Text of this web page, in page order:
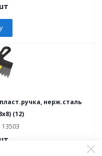
нерж.сталь
(12)
13503